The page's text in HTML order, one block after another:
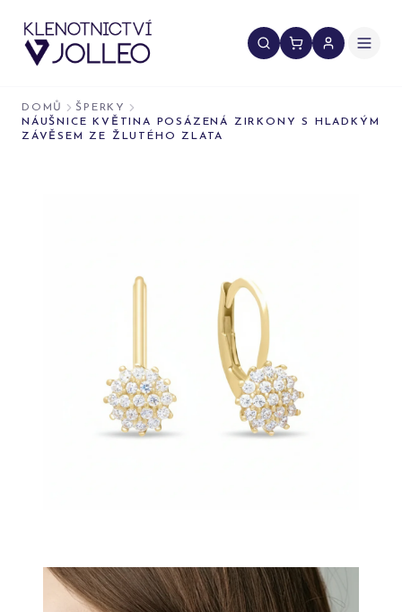
DOMŮ
ŠPERKY
NÁUŠNICE KVĚTINA POSÁZENÁ ZIRKONY S HLADKÝM
ZÁVĚSEM ZE ŽLUTÉHO ZLATA